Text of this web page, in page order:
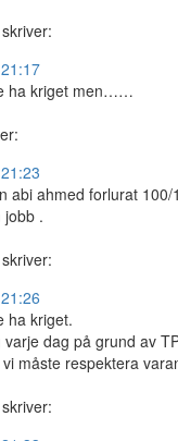
skriver:
ha kriget men……
abi ahmed forlurat 100/
jobb .
skriver:
ha kriget.
dag på grund av
måste respektera
skriver: